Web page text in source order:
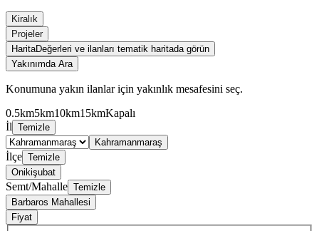
Kiralık
Projeler
HaritaDeğerleri ve ilanları tematik haritada görün
Yakınımda Ara
Konumuna yakın ilanlar için yakınlık mesafesini seç.
0.5km5km10km15kmKapalı
İl Temizle
Kahramanmaraş
İlçe Temizle
Onikişubat
Semt/Mahalle Temizle
Barbaros Mahallesi
Fiyat